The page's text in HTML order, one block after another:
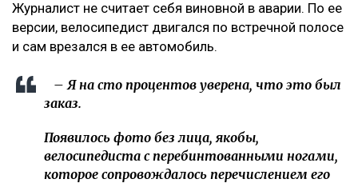
Журналист не считает себя виновной в аварии. По ее
версии, велосипедист двигался по встречной полосе
и сам врезался в ее автомобиль.
– Я на сто процентов уверена, что это был
заказ.
Появилось фото без лица, якобы,
велосипедиста с перебинтованными ногами,
которое сопровождалось перечислением его